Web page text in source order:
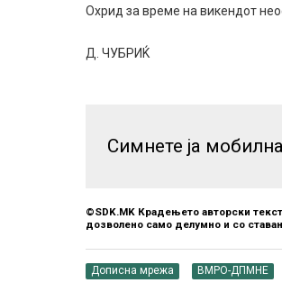
Охрид за време на викендот
Д. ЧУБРИЌ
Симнете ја
©SDK.MK Крадењето авторски
дозволено само делумно и со
Дописна мрежа ВМРО-ДПМНЕ